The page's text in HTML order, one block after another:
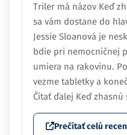
Triler má názov Keď
sa vám dostane do
Jessie Sloanová je
bdie pri nemocničnej
umiera na rakovinu.
vezme tabletky a
Čítať ďalej Keď zhasnú
Prečítať celú